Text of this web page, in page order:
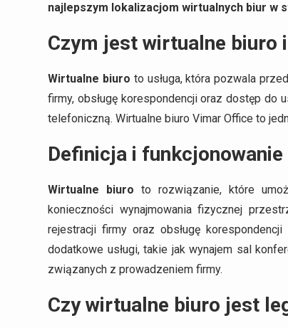
najlepszym lokalizacjom wirtualnych biur w
Czym jest wirtualne biuro i
Wirtualne biuro to usługa, która pozwala
firmy, obsługę korespondencji oraz dostęp do
telefoniczną. Wirtualne biuro Vimar Office to
Definicja i
Wirtualne biuro to rozwiązanie, które
konieczności wynajmowania fizycznej
rejestracji firmy oraz obsługę
dodatkowe usługi, takie jak wynajem sal
związanych z prowadzeniem firmy.
Czy wirtualne biuro jest